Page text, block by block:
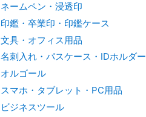
ネームペン・浸透印
印鑑・卒業印・印鑑ケース
文具・オフィス用品
名刺入れ・パスケース・IDホルダー
オルゴール
スマホ・タブレット・PC用品
ビジネスツール